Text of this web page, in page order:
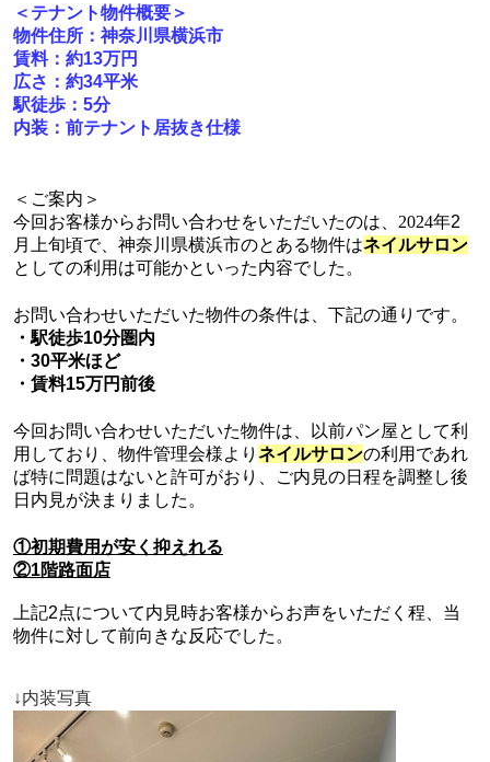
＜テナント物件概要＞
物件住所：神奈川県横浜市
賃料：約13万円
広さ：約34平米
駅徒歩：5分
内装：前テナント居抜き仕様
＜ご案内＞
今回お客様からお問い合わせをいただいたのは、 2024年2
月上旬頃で、神奈川県横浜市のとある物件はネイルサロン
としての利用は可能かといった内容でした。
お問い合わせいただいた物件の条件は、下記の通りです。
・駅徒歩10分圏内
・30平米ほど
・賃料15万円前後
今回お問い合わせいただいた物件は、以前パン屋として利
用しており、物件管理会様より ネイルサロンの利用であれ
ば特に問題はないと許可がおり、ご内見の日程を調整し後
日内見が決まりました。
①初期費用が安く抑えれる
②1階路面店
上記2点について内見時お客様からお声をいただく程、当
物件に対して前向きな反応でした。
↓内装写真